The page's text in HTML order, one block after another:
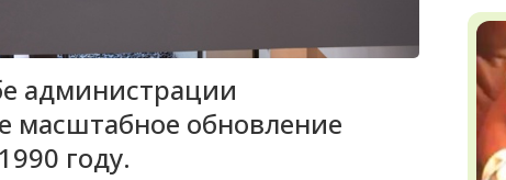
администрации
масштабное обновление
году.